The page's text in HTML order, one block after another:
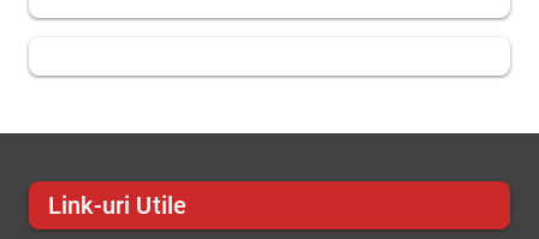
Link-uri Utile